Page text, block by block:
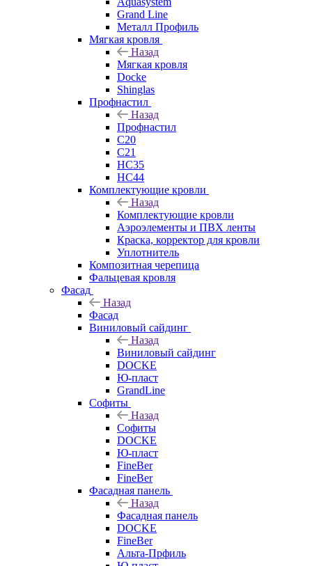
Grand Line
Металл Профиль
Мягкая кровля
Назад
Мягкая кровля
Docke
Shinglas
Профнастил
Назад
Профнастил
C20
C21
НС35
НС44
Комплектующие кровли
Назад
Комплектующие кровли
Аэроэлементы и ПВХ ленты
Краска, корректор для кровли
Уплотнитель
Композитная черепица
Фальцевая кровля
Фасад
Назад
Фасад
Виниловый сайдинг
Назад
Виниловый сайдинг
DOCKE
Ю-пласт
GrandLine
Софиты
Назад
Софиты
DOCKE
Ю-пласт
FineBer
FineBer
Фасадная панель
Назад
Фасадная панель
DOCKE
FineBer
Альта-Прфиль